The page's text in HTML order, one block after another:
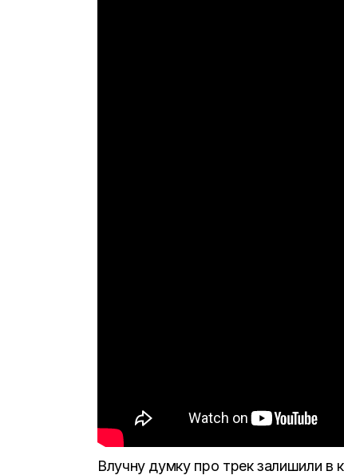
Влучну думку про трек залишили в